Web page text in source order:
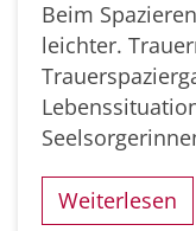
Beim
leichter.
Weiterlesen